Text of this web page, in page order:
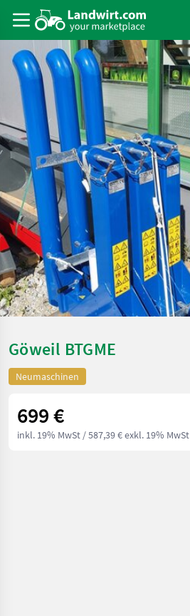
Göweil BTGME
Neumaschinen
699 €
inkl. 19% MwSt / 587,39 € exkl. 19% MwSt